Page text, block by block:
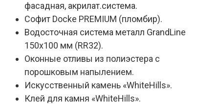
фасадная, акрилат.система.
Софит Docke PREMIUM (пломбир).
Водосточная система металл GrandLine
150х100 мм (RR32).
Оконные отливы из полиэстера с
порошковым напылением.
Искусственный камень «WhiteHills».
Клей для камня «WhiteHills».